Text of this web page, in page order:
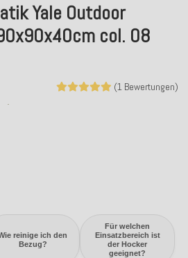
reinige ich den
Bezug?
Für welchen
Einsatzbereich ist
der Hocker
geeignet?
Yale Outdoor
col. 08
(1 Bewertungen)